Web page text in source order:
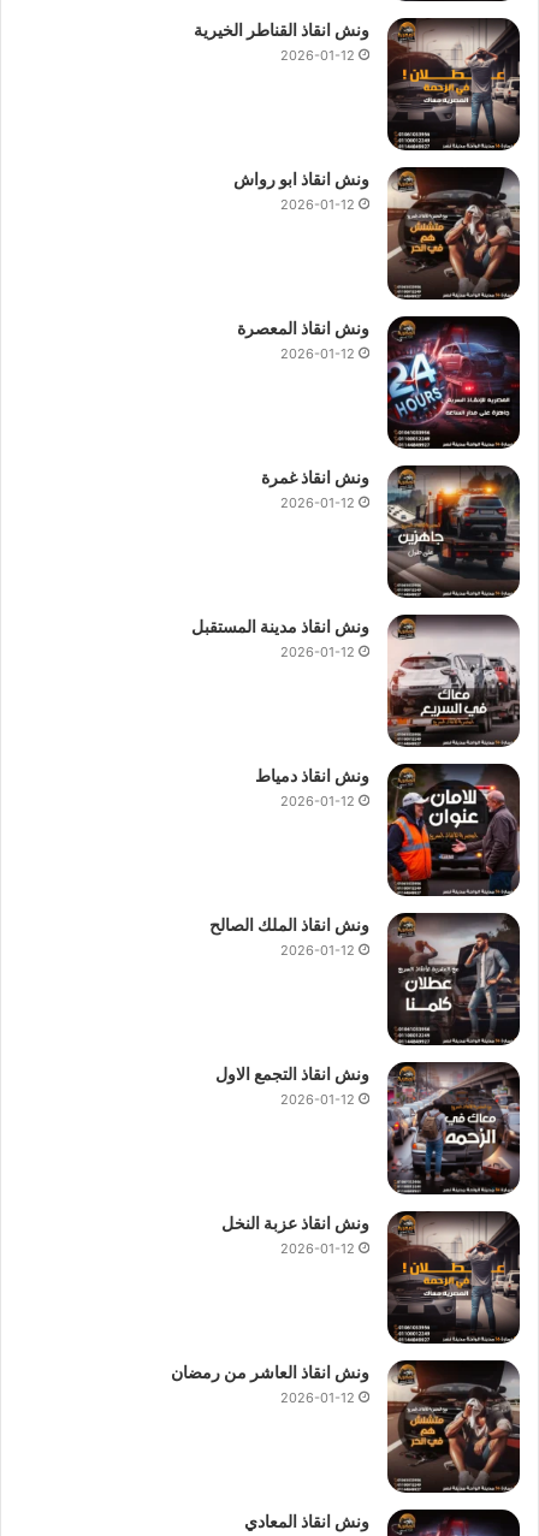
ونش انقاذ القناطر الخيرية
2026-01-12
ونش انقاذ ابو رواش
2026-01-12
ونش انقاذ المعصرة
2026-01-12
ونش انقاذ غمرة
2026-01-12
ونش انقاذ مدينة المستقبل
2026-01-12
ونش انقاذ دمياط
2026-01-12
ونش انقاذ الملك الصالح
2026-01-12
ونش انقاذ التجمع الاول
2026-01-12
ونش انقاذ عزبة النخل
2026-01-12
ونش انقاذ العاشر من رمضان
2026-01-12
ونش انقاذ المعادي